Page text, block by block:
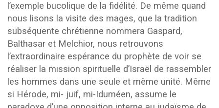
l’exemple bucolique de la fidélité. De même quand
nous lisons la visite des mages, que la tradition
subséquente chrétienne nommera Gaspard,
Balthasar et Melchior, nous retrouvons
l’extraordinaire espérance du prophète de voir se
réaliser la mission spirituelle d’Israël de rassembler
les hommes dans une seule et même unité. Même
si Hérode, mi- juif, mi-Iduméen, assume le